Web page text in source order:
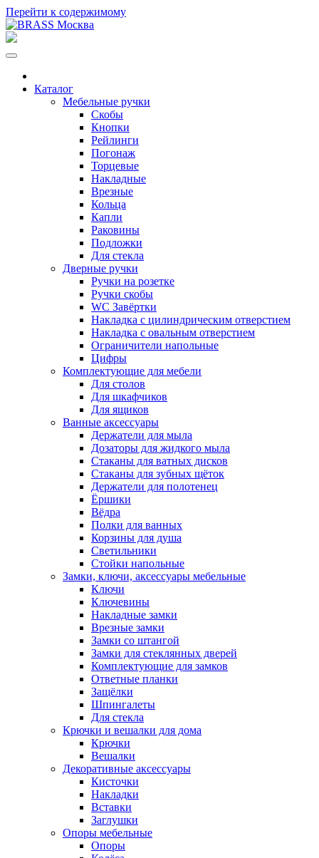
Перейти к содержимому
Каталог
Мебельные ручки
Скобы
Кнопки
Рейлинги
Погонаж
Торцевые
Накладные
Врезные
Кольца
Капли
Раковины
Подложки
Для стекла
Дверные ручки
Ручки на розетке
Ручки скобы
WC Завёртки
Накладка с цилиндрическим отверстием
Накладка с овальным отверстием
Ограничители напольные
Цифры
Комплектующие для мебели
Для столов
Для шкафчиков
Для ящиков
Ванные аксессуары
Держатели для мыла
Дозаторы для жидкого мыла
Стаканы для ватных дисков
Стаканы для зубных щёток
Держатели для полотенец
Ёршики
Вёдра
Полки для ванных
Корзины для душа
Светильники
Стойки напольные
Замки, ключи, аксессуары мебельные
Ключи
Ключевины
Накладные замки
Врезные замки
Замки со штангой
Замки для стеклянных дверей
Комплектующие для замков
Ответные планки
Защёлки
Шпингалеты
Для стекла
Крючки и вешалки для дома
Крючки
Вешалки
Декоративные аксессуары
Кисточки
Накладки
Вставки
Заглушки
Опоры мебельные
Опоры